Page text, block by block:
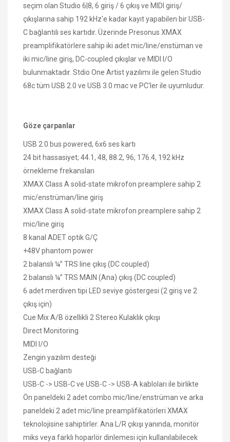
seçim olan Studio 6|8, 6 giriş / 6 çıkış ve MIDI giriş/
çıkışlarına sahip 192 kHz'e kadar kayıt yapabilen bir USB-
C bağlantılı ses kartıdır. Üzerinde Presonus XMAX
preamplifikatörlere sahip iki adet mic/line/enstüman ve
iki mic/line giriş, DC-coupled çıkışlar ve MIDI I/O
bulunmaktadır. Stdio One Artist yazılımı ile gelen Studio
68c tüm USB 2.0 ve USB 3.0 mac ve PC'ler ile uyumludur.
Göze çarpanlar
USB 2.0 bus powered, 6x6 ses kartı
24 bit hassasiyet; 44.1, 48, 88.2, 96, 176.4, 192 kHz
örnekleme frekansları
XMAX Class A solid-state mikrofon preamplere sahip 2
mic/enstrüman/line giriş
XMAX Class A solid-state mikrofon preamplere sahip 2
mic/line giriş
8 kanal ADET optik G/Ç
+48V phantom power
2 balanslı ¼” TRS line çıkış (DC coupled)
2 balanslı ¼” TRS MAIN (Ana) çıkış (DC coupled)
6 adet merdiven tipi LED seviye göstergesi (2 giriş ve 2
çıkış için)
Cue Mix A/B özellikli 2 Stereo Kulaklık çıkışı
Direct Monitoring
MIDI I/O
Zengin yazılım desteği
USB-C bağlantı
USB-C -> USB-C ve USB-C -> USB-A kabloları ile birlikte
Ön paneldeki 2 adet combo mic/line/enstrüman ve arka
paneldeki 2 adet mic/line preamplifikatörleri XMAX
teknolojisine sahiptirler. Ana L/R çıkışı yanında, monitör
miks veya farklı hoparlör dinlemesi için kullanılabilecek